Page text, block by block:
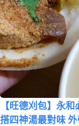
【旺德刈包】永
搭四神湯最對味